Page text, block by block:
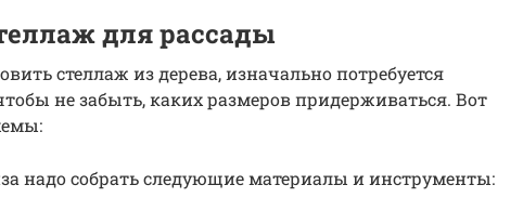
для рассады
стеллаж из дерева, изначально потребуется
не забыть, каких размеров придерживаться. Вот
надо собрать следующие материалы и инструменты: